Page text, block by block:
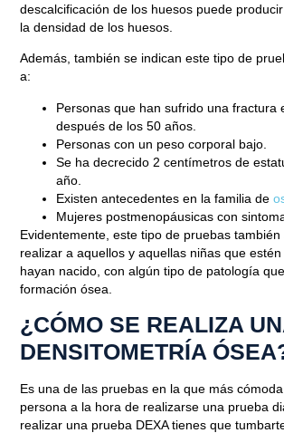
Blog
descalcificación de los huesos puede
la densidad de los huesos.
Además,también se indican este tipo de
a:
Personas que han sufrido una fractura
después de los 50 años.
Personas con un peso corporal bajo.
Se ha decrecido 2 centímetros de
año.
Existen antecedentes en la familia de
Mujeres postmenopáusicas con
Evidentemente, este tipo de pruebas también
realizar a aquellos y aquellas niñas que
hayan nacido, con algún tipo de patología
formación ósea.
¿CÓMO SE REALIZA
DENSITOMETRÍA
Es una de las pruebas en la que más
persona a la hora de realizarse una prueba
realizar una prueba DEXA tienes que